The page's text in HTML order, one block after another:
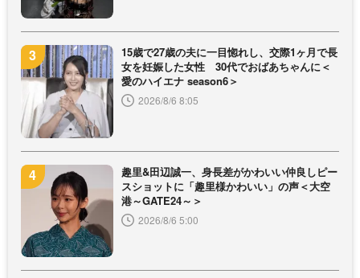
15歳で27歳の夫に一目惚れし、交際1ヶ月で長
女を妊娠した女性 30代でおばあちゃんに＜
愛のハイエナ season6＞
2026/8/6 8:05
趣里&田辺誠一、身長差がかわいい仲良しピー
スショットに「趣里様かわいい」の声＜大空
港～GATE24～＞
2026/8/6 5:00